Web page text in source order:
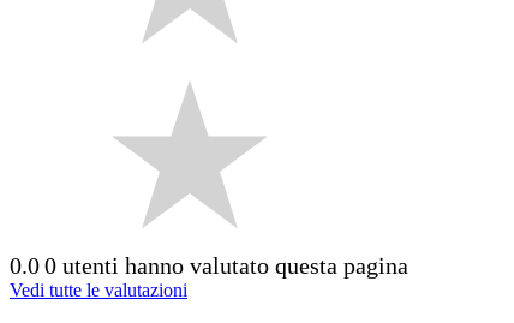
0.00 utenti hanno valutato questa pagina
Vedi tutte le valutazioni